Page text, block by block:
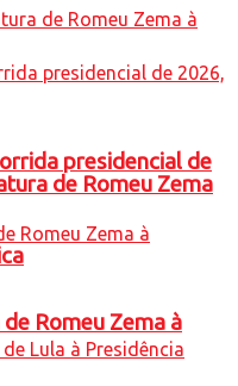
de Romeu Zema
presidencial de
Romeu Zema à